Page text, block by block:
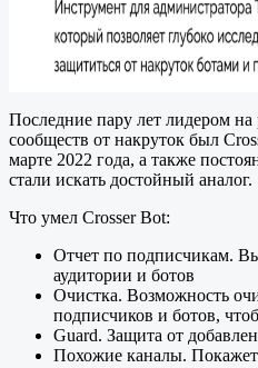
Последние пару лет лидером
сообществ от накруток был
марте 2022 года, а также
стали искать достойный аналог.
Что умел Crosser Bot:
Отчет по подписчикам.
аудитории и ботов
Очистка. Возможность
подписчиков и ботов,
Guard. Защита от
Похожие каналы.